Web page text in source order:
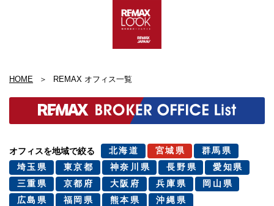
HOME REMAX オフィス一覧
オフィスを地域で絞る 北海道 宮城県
群馬県
埼玉県
東京都 神奈川県 長野県
愛知県
三重県
京都府 大阪府 兵庫県
岡山県
広島県
福岡県 熊本県
沖縄県